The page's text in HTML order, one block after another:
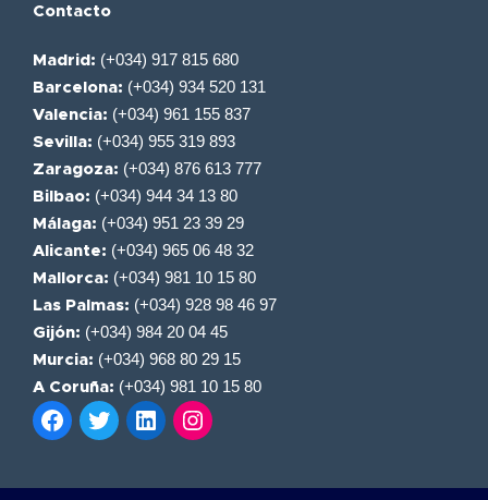
Contacto
Madrid: (+034) 917 815 680
Barcelona: (+034) 934 520 131
Valencia: (+034) 961 155 837
Sevilla: (+034) 955 319 893
Zaragoza: (+034) 876 613 777
Bilbao: (+034) 944 34 13 80
Málaga: (+034) 951 23 39 29
Alicante: (+034) 965 06 48 32
Mallorca: (+034) 981 10 15 80
Las Palmas: (+034) 928 98 46 97
Gijón: (+034) 984 20 04 45
Murcia: (+034) 968 80 29 15
A Coruña: (+034) 981 10 15 80